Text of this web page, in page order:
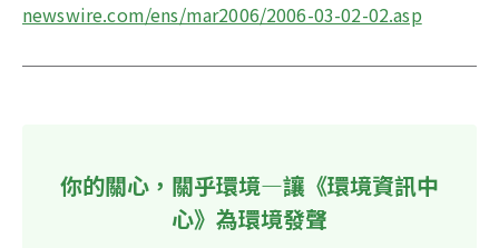
newswire.com/ens/mar2006/2006-03-02-02.asp
你的關心，關乎環境—讓《環境資訊中
心》為環境發聲